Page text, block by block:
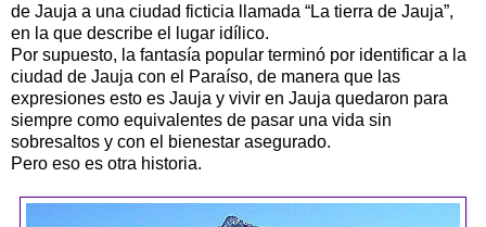
de Jauja a una ciudad ficticia llamada “La tierra de Jauja”,
en la que describe el lugar idílico.
Por supuesto, la fantasía popular terminó por identificar a la
ciudad de Jauja con el Paraíso, de manera que las
expresiones esto es Jauja y vivir en Jauja quedaron para
siempre como equivalentes de pasar una vida sin
sobresaltos y con el bienestar asegurado.
Pero eso es otra historia.